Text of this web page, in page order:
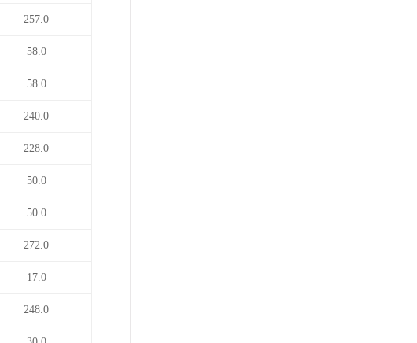
257.0
58.0
58.0
240.0
228.0
50.0
50.0
272.0
17.0
248.0